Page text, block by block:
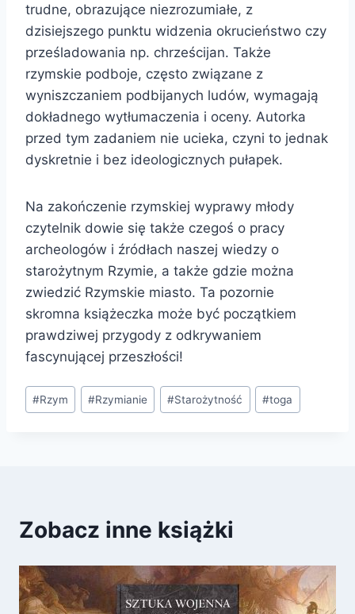
trudne, obrazujące niezrozumiałe, z
dzisiejszego punktu widzenia okrucieństwo czy
prześladowania np. chrześcijan. Także
rzymskie podboje, często związane z
wyniszczaniem podbijanych ludów, wymagają
dokładnego wytłumaczenia i oceny. Autorka
przed tym zadaniem nie ucieka, czyni to jednak
dyskretnie i bez ideologicznych pułapek.
Na zakończenie rzymskiej wyprawy młody
czytelnik dowie się także czegoś o pracy
archeologów i źródłach naszej wiedzy o
starożytnym Rzymie, a także gdzie można
zwiedzić Rzymskie miasto. Ta pozornie
skromna książeczka może być początkiem
prawdziwej przygody z odkrywaniem
fascynującej przeszłości!
Tagi
wpisu:
#Rzym #Rzymianie #Starożytność #toga
Zobacz inne książki